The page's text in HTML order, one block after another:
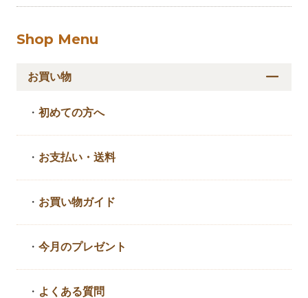
Shop Menu
お買い物
・初めての方へ
・ お支払い・送料
・ お買い物ガイド
・今月のプレゼント
・ よくある質問